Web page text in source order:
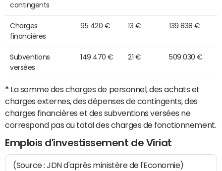
contingents
Charges
financières
95 420 € 13 € 139 838 €
Subventions
versées
149 470 € 21 € 509 030 €
* La somme des charges de personnel, des achats et
charges externes, des dépenses de contingents, des
charges financières et des subventions versées ne
correspond pas au total des charges de fonctionnement.
Emplois d'investissement de Viriat
(Source : JDN d'après ministère de l'Economie)